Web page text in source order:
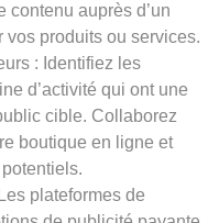
contenu auprès d’un
produits ou services.
: Identifiez les
d’activité qui ont une
cible. Collaborez
boutique en ligne et
plateformes de